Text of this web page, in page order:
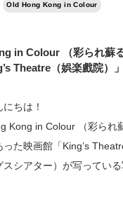
Old Hong Kong in Colour
in Colour （彩られ蘇
Theatre（娯楽戲院）」
ちは！
Kong in Colour （彩られ
た映画館「King’s
スシアター）が写ってい